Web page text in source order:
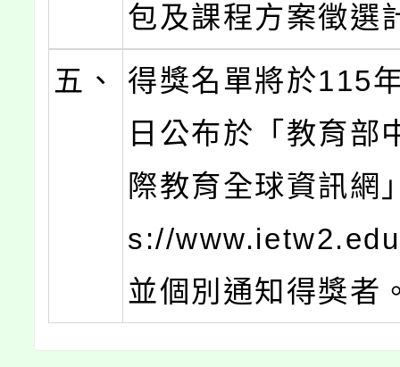
包及課程方案徵選
五、
得獎名單將於115
日公布於「教育部
際教育全球資訊網
s://
並個別通知得獎者